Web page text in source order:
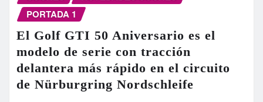
PORTADA 1
El Golf GTI 50 Aniversario es el
modelo de serie con tracción
delantera más rápido en el circuito
de Nürburgring Nordschleife